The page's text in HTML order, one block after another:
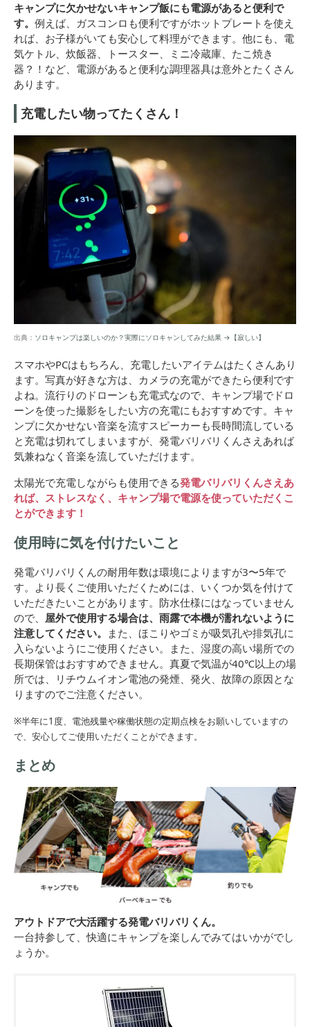
キャンプに欠かせないキャンプ飯にも電源があると便利で
す。 例えば、ガスコンロも便利ですがホットプレートを使え
れば、お子様がいても安心して料理ができます。他にも、電
気ケトル、炊飯器、トースター、ミニ冷蔵庫、たこ焼き
器？！など、電源があると便利な調理器具は意外とたくさん
あります。
充電したい物ってたくさん！
出典： ソロキャンプは楽しいのか？実際にソロキャンしてみた結果 →【寂しい】
スマホやPCはもちろん、充電したいアイテムはたくさんあり
ます。写真が好きな方は、カメラの充電ができたら便利です
よね。流行りのドローンも充電式なので、キャンプ場でドロ
ーンを使った撮影をしたい方の充電にもおすすめです。キャ
ンプに欠かせない音楽を流すスピーカーも長時間流している
と充電は切れてしまいますが、発電バリバリくんさえあれば
気兼ねなく音楽を流していただけます。
太陽光で充電しながらも使用できる発電バリバリくんさえあ
れば、ストレスなく、キャンプ場で電源を使っていただくこ
とができます！
使用時に気を付けたいこと
発電バリバリくんの耐用年数は環境によりますが3〜5年で
す。より長くご使用いただくためには、いくつか気を付けて
いただきたいことがあります。防水仕様にはなっていません
ので、 屋外で使用する場合は、雨露で本機が濡れないように
注意してください。 また、ほこりやゴミが吸気孔や排気孔に
入らないようにご使用ください。また、湿度の高い場所での
長期保管はおすすめできません。真夏で気温が40℃以上の場
所では、リチウムイオン電池の発煙、発火、故障の原因とな
りますのでご注意ください。
※半年に1度、電池残量や稼働状態の定期点検をお願いしていますの
で、安心してご使用いただくことができます。
まとめ
アウトドアで大活躍する発電バリバリくん。
一台持参して、快適にキャンプを楽しんでみてはいかがでし
ょうか。